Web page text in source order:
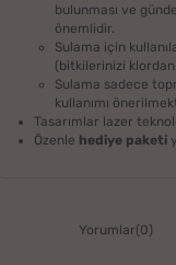
bulunması ve
önemlidir.
Sulama için
(bitkilerinizi klordan
Sulama sadece
kullanımı
Tasarımlar lazer
Özenle hediye paketi
Yorumlar(0)